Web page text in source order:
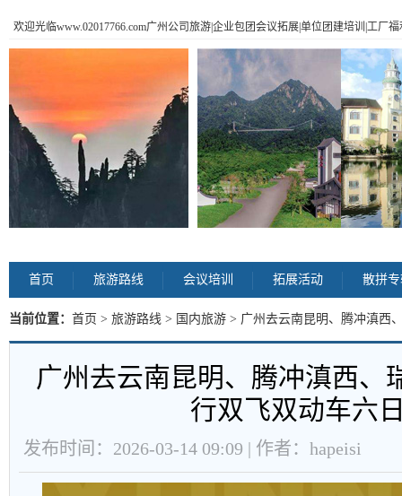
欢迎光临www.02017766.com广州公司旅游|企业包团会议拓展|单位团建培训|工厂
首页 旅游路线 会议培训 拓展活动 散拼
当前位置： 首页 > 旅游路线 > 国内旅游 > 广州去云南昆明、腾冲滇西
内容
广州去云南昆明、腾冲滇西、
行双飞双动车六
发布时间：2026-03-14 09:09 | 作者：hapeisi